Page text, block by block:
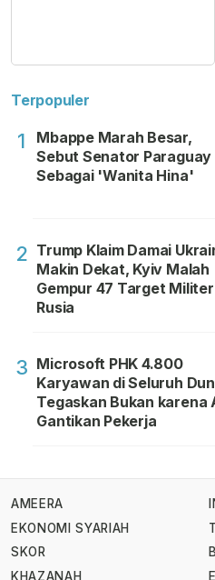
Terpopuler
1
Mbappe Marah Besar,
Sebut Senator Paraguay
Sebagai 'Wanita Hina'
2 Trump Klaim Damai
Makin Dekat, Kyiv Malah
Gempur 47 Target Militer
Rusia
3 Microsoft PHK 4.800
Karyawan di Seluruh
Tegaskan Bukan karena
Gantikan Pekerja
AMEERA
EKONOMI SYARIAH
SKOR
KHAZANAH